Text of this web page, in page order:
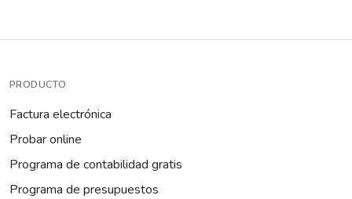
PRODUCTO
Factura electrónica
Probar online
Programa de contabilidad gratis
Programa de presupuestos